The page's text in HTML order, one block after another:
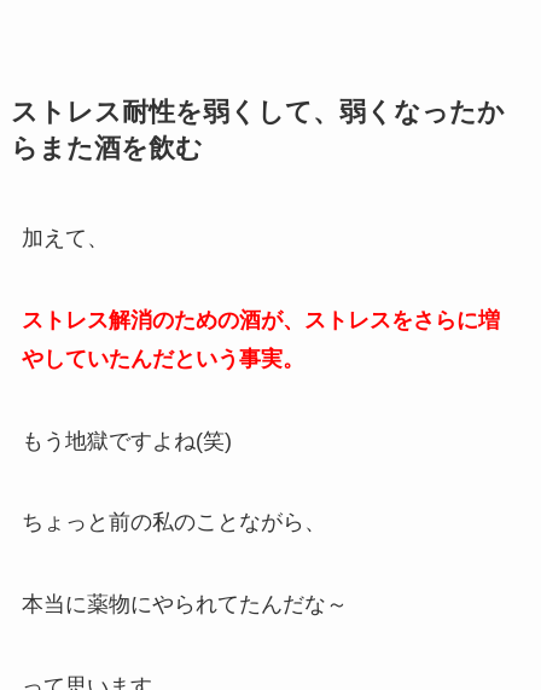
ストレス耐性を弱くして、弱くなったか
らまた酒を飲む
加えて、
ストレス解消のための酒が、ストレスをさらに増
やしていたんだという事実。
もう地獄ですよね(笑)
ちょっと前の私のことながら、
本当に薬物にやられてたんだな～